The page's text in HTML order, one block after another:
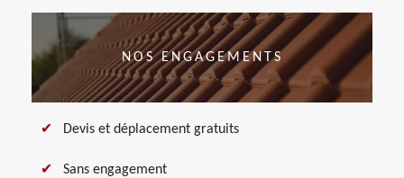
NOS ENGAGEMENTS
Devis et déplacement gratuits
Sans engagement